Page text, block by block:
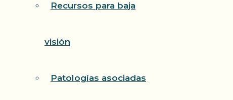
Recursos para baja
visión
Patologías asociadas